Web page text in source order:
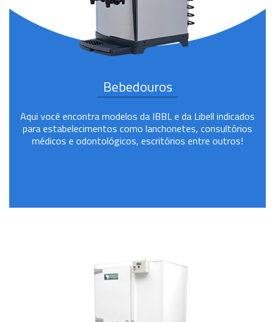
Bebedouros
Aqui você encontra modelos da IBBL e da Libell indicados
para estabelecimentos como lanchonetes, consultórios
médicos e odontológicos, escritórios entre outros!